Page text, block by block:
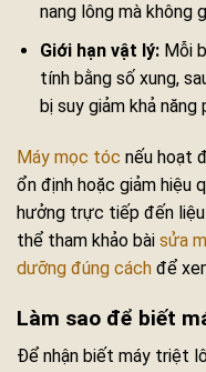
nang lông mà không
Giới hạn vật lý:Mỗi
tính bằng số xung,
bị suy giảm khả năng
Máy mọc tóc nếu hoạt
ổn định hoặc giảm hiệu
hưởng trực tiếp đến liệu
thể tham khảo bài sửa
dưỡng đúng cách để
Làm sao để biết
Để nhận biết máy triệt